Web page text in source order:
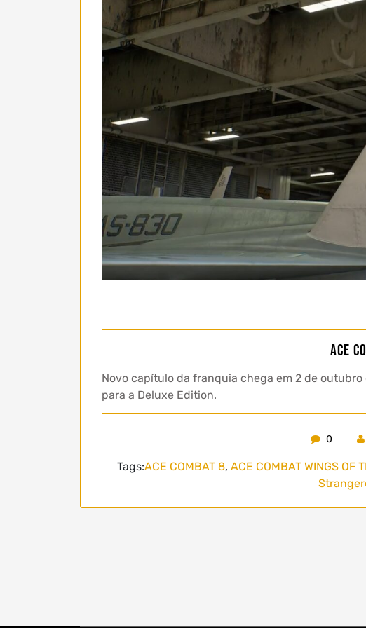
ACE
Novo capítulo da franquia chega em 2 de outubro
para a Deluxe Edition.
0
Tags:ACE COMBAT 8, ACE COMBAT WINGS OF